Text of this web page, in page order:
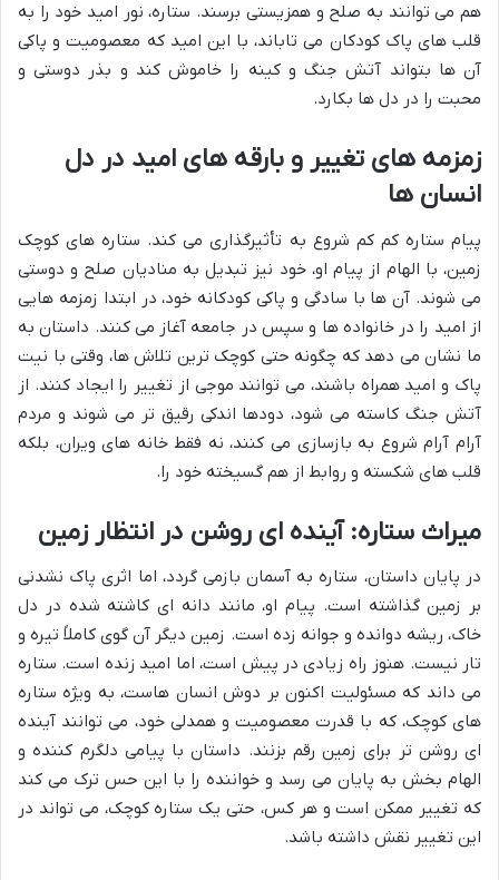
هم می توانند به صلح و همزیستی برسند. ستاره، نور امید خود را به
قلب های پاک کودکان می تاباند، با این امید که معصومیت و پاکی
آن ها بتواند آتش جنگ و کینه را خاموش کند و بذر دوستی و
محبت را در دل ها بکارد.
زمزمه های تغییر و بارقه های امید در دل
انسان ها
پیام ستاره کم کم شروع به تأثیرگذاری می کند. ستاره های کوچک
زمین، با الهام از پیام او، خود نیز تبدیل به منادیان صلح و دوستی
می شوند. آن ها با سادگی و پاکی کودکانه خود، در ابتدا زمزمه هایی
از امید را در خانواده ها و سپس در جامعه آغاز می کنند. داستان به
ما نشان می دهد که چگونه حتی کوچک ترین تلاش ها، وقتی با نیت
پاک و امید همراه باشند، می توانند موجی از تغییر را ایجاد کنند. از
آتش جنگ کاسته می شود، دودها اندکی رقیق تر می شوند و مردم
آرام آرام شروع به بازسازی می کنند، نه فقط خانه های ویران، بلکه
قلب های شکسته و روابط از هم گسیخته خود را.
میراث ستاره: آینده ای روشن در انتظار زمین
در پایان داستان، ستاره به آسمان بازمی گردد، اما اثری پاک نشدنی
بر زمین گذاشته است. پیام او، مانند دانه ای کاشته شده در دل
خاک، ریشه دوانده و جوانه زده است. زمین دیگر آن گوی کاملاً تیره و
تار نیست. هنوز راه زیادی در پیش است، اما امید زنده است. ستاره
می داند که مسئولیت اکنون بر دوش انسان هاست، به ویژه ستاره
های کوچک، که با قدرت معصومیت و همدلی خود، می توانند آینده
ای روشن تر برای زمین رقم بزنند. داستان با پیامی دلگرم کننده و
الهام بخش به پایان می رسد و خواننده را با این حس ترک می کند
که تغییر ممکن است و هر کس، حتی یک ستاره کوچک، می تواند در
این تغییر نقش داشته باشد.